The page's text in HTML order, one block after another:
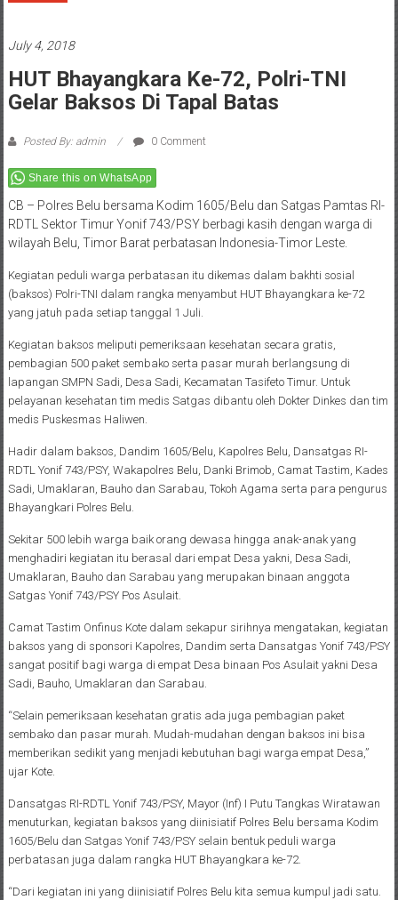
July 4, 2018
HUT Bhayangkara Ke-72, Polri-TNI
Gelar Baksos Di Tapal Batas
Posted By: admin 0 Comment
Share this on WhatsApp
CB – Polres Belu bersama Kodim 1605/Belu dan Satgas Pamtas RI-
RDTL Sektor Timur Yonif 743/PSY berbagi kasih dengan warga di
wilayah Belu, Timor Barat perbatasan Indonesia-Timor Leste.
Kegiatan peduli warga perbatasan itu dikemas dalam bakhti sosial
(baksos) Polri-TNI dalam rangka menyambut HUT Bhayangkara ke-72
yang jatuh pada setiap tanggal 1 Juli.
Kegiatan baksos meliputi pemeriksaan kesehatan secara gratis,
pembagian 500 paket sembako serta pasar murah berlangsung di
lapangan SMPN Sadi, Desa Sadi, Kecamatan Tasifeto Timur. Untuk
pelayanan kesehatan tim medis Satgas dibantu oleh Dokter Dinkes dan tim
medis Puskesmas Haliwen.
Hadir dalam baksos, Dandim 1605/Belu, Kapolres Belu, Dansatgas RI-
RDTL Yonif 743/PSY, Wakapolres Belu, Danki Brimob, Camat Tastim, Kades
Sadi, Umaklaran, Bauho dan Sarabau, Tokoh Agama serta para pengurus
Bhayangkari Polres Belu.
Sekitar 500 lebih warga baik orang dewasa hingga anak-anak yang
menghadiri kegiatan itu berasal dari empat Desa yakni, Desa Sadi,
Umaklaran, Bauho dan Sarabau yang merupakan binaan anggota
Satgas Yonif 743/PSY Pos Asulait.
Camat Tastim Onfinus Kote dalam sekapur sirihnya mengatakan, kegiatan
baksos yang di sponsori Kapolres, Dandim serta Dansatgas Yonif 743/PSY
sangat positif bagi warga di empat Desa binaan Pos Asulait yakni Desa
Sadi, Bauho, Umaklaran dan Sarabau.
“Selain pemeriksaan kesehatan gratis ada juga pembagian paket
sembako dan pasar murah. Mudah-mudahan dengan baksos ini bisa
memberikan sedikit yang menjadi kebutuhan bagi warga empat Desa,”
ujar Kote.
Dansatgas RI-RDTL Yonif 743/PSY, Mayor (Inf) I Putu Tangkas Wiratawan
menuturkan, kegiatan baksos yang diinisiatif Polres Belu bersama Kodim
1605/Belu dan Satgas Yonif 743/PSY selain bentuk peduli warga
perbatasan juga dalam rangka HUT Bhayangkara ke-72.
“Dari kegiatan ini yang diinisiatif Polres Belu kita semua kumpul jadi satu.